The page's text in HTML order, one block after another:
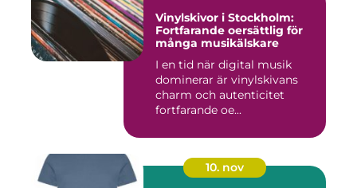
Vinylskivor i Stockholm:
Fortfarande oersättlig för
många musikälskare
I en tid när digital musik
dominerar är vinylskivans
charm och autenticitet
fortfarande oe...
10. nov